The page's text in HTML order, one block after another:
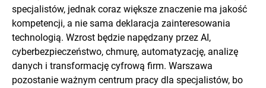
specjalistów, jednak coraz większe znaczenie ma jakość
kompetencji, a nie sama deklaracja zainteresowania
technologią. Wzrost będzie napędzany przez AI,
cyberbezpieczeństwo, chmurę, automatyzację, analizę
danych i transformację cyfrową firm. Warszawa
pozostanie ważnym centrum pracy dla specjalistów, bo